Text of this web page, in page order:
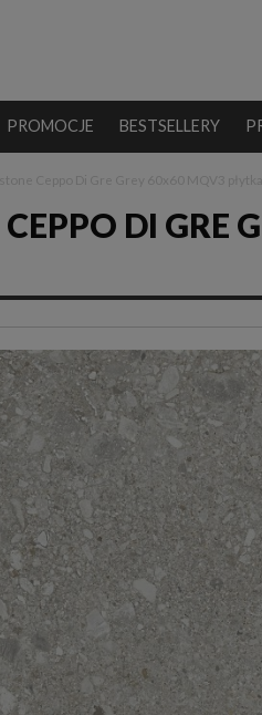
PROMOCJE BESTSELLERY
DI GRE